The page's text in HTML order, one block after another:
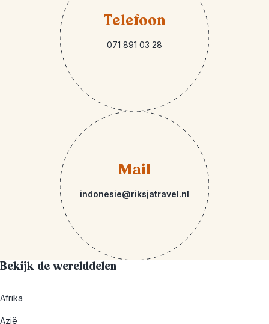
Telefoon
071 891 03 28
Mail
indonesie@riksjatravel.nl
Bekijk de werelddelen
Afrika
Azië